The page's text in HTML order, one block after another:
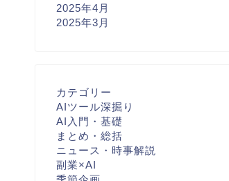
2025年4月
2025年3月
カテゴリー
AIツール深掘り
AI入門・基礎
まとめ・総括
ニュース・時事解説
副業×AI